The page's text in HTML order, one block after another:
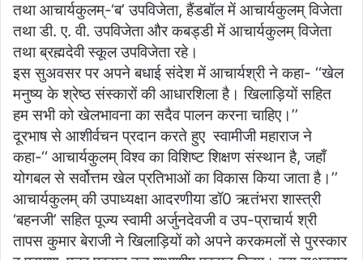
तथा आचार्यकुलम्-‘ब’ उपविजेता, हैंडबॉल में आचार्यकुलम् विजेता
तथा डी. ए. वी. उपविजेता और कबड्डी में आचार्यकुलम् विजेता
तथा ब्रह्मदेवी स्कूल उपविजेता रहे।
इस सुअवसर पर अपने बधाई संदेश में आचार्यश्री ने कहा- ‘‘खेल
मनुष्य के श्रेष्ठ संस्कारों की आधारशिला है। खिलाड़ियों सहित
हम सभी को खेलभावना का सदैव पालन करना चाहिए।’’
दूरभाष से आशीर्वचन प्रदान करते हुए स्वामीजी महाराज ने
कहा-‘‘ आचार्यकुलम् विश्व का विशिष्ट शिक्षण संस्थान है, जहाँ
योगबल से सर्वोत्तम खेल प्रतिभाओं का विकास किया जाता है।’’
आचार्यकुलम् की उपाध्यक्षा आदरणीया डॉ0 ऋतंभरा शास्त्री
‘बहनजी’ सहित पूज्य स्वामी अर्जुनदेवजी व उप-प्राचार्य श्री
तापस कुमार बेराजी ने खिलाड़ियों को अपने करकमलों से पुरस्कार